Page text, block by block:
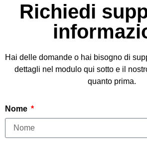
Richiedi
Hai delle domande o hai bisogno di
dettagli nel modulo qui sotto e il
quanto prima.
Nome